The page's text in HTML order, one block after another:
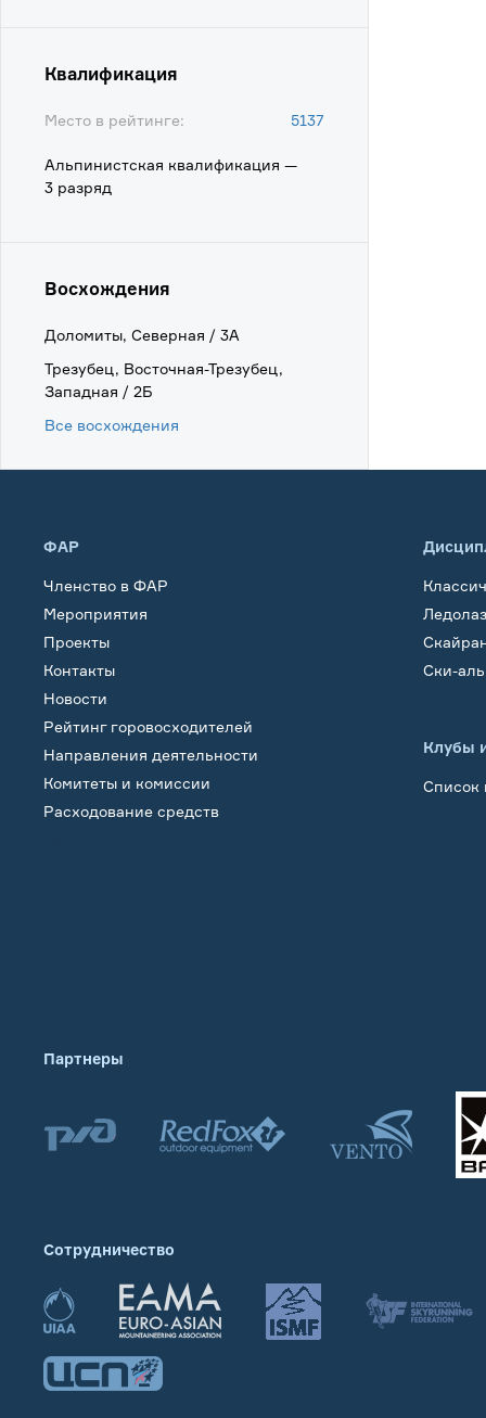
Квалификация
Место в рейтинге: 5137
Альпинистская квалификация —
3 разряд
Восхождения
Доломиты, Северная / 3А
Трезубец, Восточная-Трезубец,
Западная / 2Б
Все восхождения
ФАР
Членство в ФАР
Мероприятия
Проекты
Контакты
Новости
Рейтинг горовосходителей
Направления деятельности
Комитеты и комиссии
Расходование средств
Ски-
Клубы
Список
Партнеры
Сотрудничество